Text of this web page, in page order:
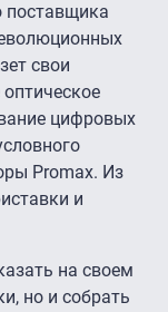
поставщика
свои
цифровых
Promax. Из
и
на своем
но и собрать